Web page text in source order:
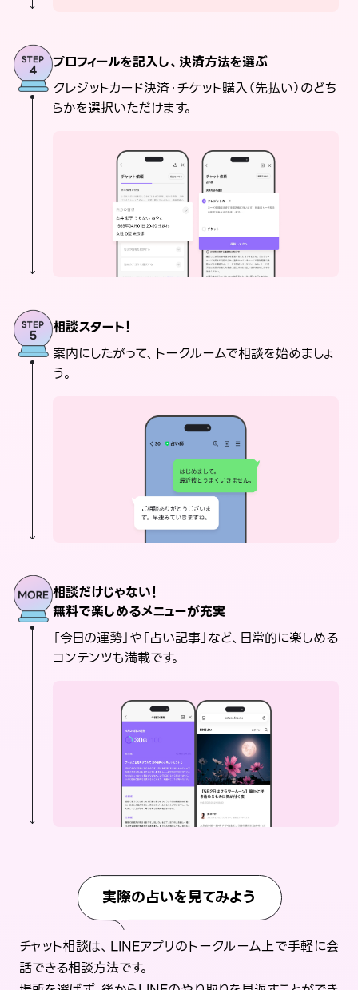
プロフィールを記入し、決済方法を選ぶ
クレジットカード決済・チケット購入（先払い）のどち
らかを選択いただけます。
相談スタート！
案内にしたがって、トークルームで相談を始めましょ
う。
相談だけじゃない！
無料で楽しめるメニューが充実
「今日の運勢」や「占い記事」など、日常的に楽しめる
コンテンツも満載です。
実際の占いを見てみよう
チャット相談は、LINEアプリのトークルーム上で手軽に会
話できる相談方法です。